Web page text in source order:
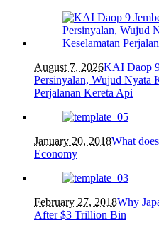
August 7, 2026KAI Daop 9
Persinyalan, Wujud Nyata
Perjalanan Kereta Api
January 20, 2018What
Economy
February 27, 2018Why
After $3 Trillion Bin